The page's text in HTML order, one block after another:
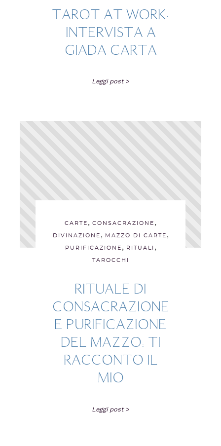
TAROT AT WORK:
INTERVISTA A
GIADA CARTA
Leggi post >
CARTE , CONSACRAZIONE ,
DIVINAZIONE , MAZZO DI CARTE ,
PURIFICAZIONE , RITUALI ,
TAROCCHI
RITUALE DI
CONSACRAZIONE
E PURIFICAZIONE
DEL MAZZO: TI
RACCONTO IL
MIO
Leggi post >